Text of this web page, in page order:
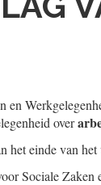
en
over
het einde van het
Sociale Zaken